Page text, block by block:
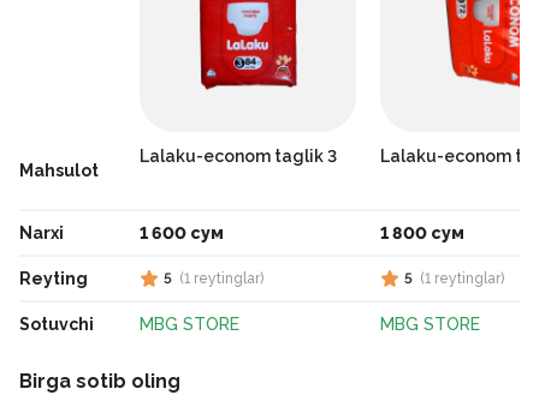
Mahsulot
Narxi
Reyting
Sotuvchi
Lalaku-econom taglik 3
1 600 сум
5 (1 reytinglar)
MBG STORE
Lalaku-econom
1 800 сум
5 (1 reytinglar)
MBG STORE
Birga sotib oling